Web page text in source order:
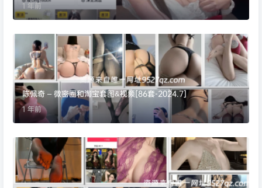
1 年前
陈佩奇 – 微密圈和淘宝套图&视频[86套-2024.7]
1 年前